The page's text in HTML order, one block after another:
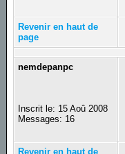
Revenir en haut de
page
nemdepanpc
Inscrit le: 15 Aoû 2008
Messages: 16
Revenir en haut de